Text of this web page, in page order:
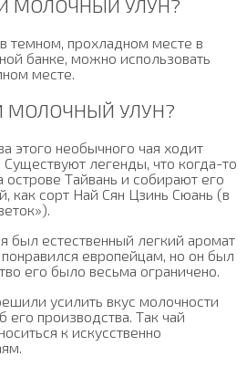
МОЛОЧНЫЙ УЛУН?
темном, прохладном месте в
банке, можно использовать
месте.
МОЛОЧНЫЙ УЛУН?
этого необычного чая ходит
Существуют легенды, что когда-то
острове Тайвань и собирают его
как сорт Най Сян Цзинь Сюань (в
был естественный легкий аромат
европейцам, но он был
его было весьма ограничено.
усилить вкус молочности
его производства. Так чай
к искусственно